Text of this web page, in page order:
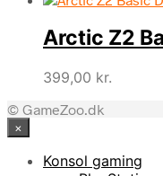
Arctic Z2
399,00 kr.
© GameZoo.dk
×
Konsol gaming